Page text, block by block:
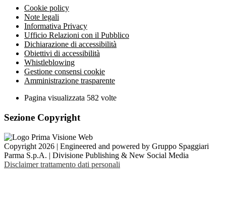
Cookie policy
Note legali
Informativa Privacy
Ufficio Relazioni con il Pubblico
Dichiarazione di accessibilità
Obiettivi di accessibilità
Whistleblowing
Gestione consensi cookie
Amministrazione trasparente
Pagina visualizzata 582 volte
Sezione Copyright
Copyright 2026 | Engineered and powered by Gruppo Spaggiari
Parma S.p.A. | Divisione Publishing & New Social Media
Disclaimer trattamento dati personali